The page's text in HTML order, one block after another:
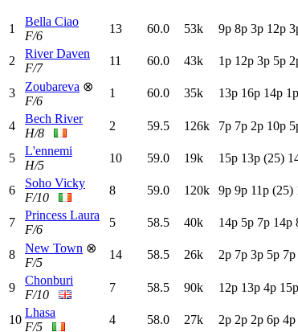
1
Bella Ciao
F/6
13 60.0 53k 9p 8p 3p 12p 3
2
River Daven
F/7
11 60.0 43k 1p 12p 3p 5p 2
3 Zoubareva ⊗
F/6
1 60.0 35k 13p 16p 14p 1p
4
Bech River
H/8
2 59.5 126k 7p 7p 2p 10p 5
5
L'ennemi
H/5
10 59.0 19k 15p 13p (25)
6
Soho Vicky
F/10
8 59.0 120k 9p 9p 11p (25)
7
Princess Laura
F/6
5 58.5 40k 14p 5p 7p 14p
8 New Town ⊗
F/5
14 58.5 26k 2p 7p 3p 5p 7p
9
Chonburi
F/10
7 58.5 90k 12p 13p 4p 15p
10
Lhasa
F/5
4 58.0 27k 2p 2p 2p 6p 4p